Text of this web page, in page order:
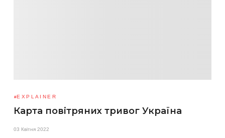
EXPLAINER
Карта повітряних тривог Україна
03 Квітня 2022